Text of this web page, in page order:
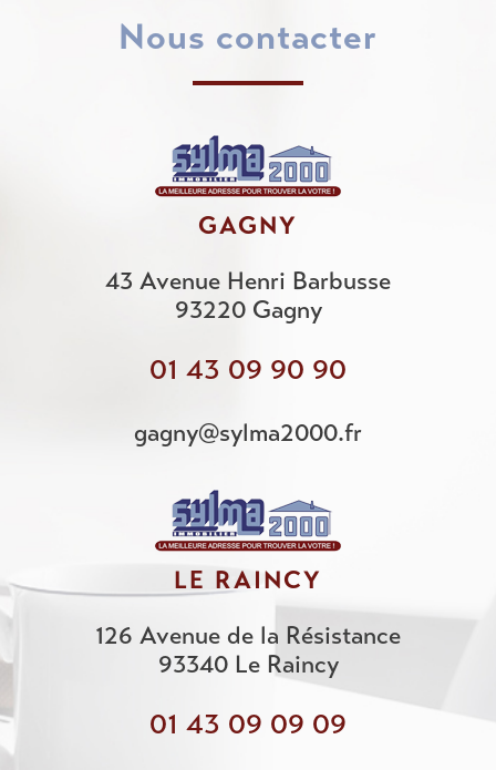
nous contacter
GAGNY
43 Avenue Henri Barbusse
93220 Gagny
01 43 09 90 90
gagny@sylma2000.fr
LE RAINCY
126 Avenue de la Résistance
93340 Le Raincy
01 43 09 09 09